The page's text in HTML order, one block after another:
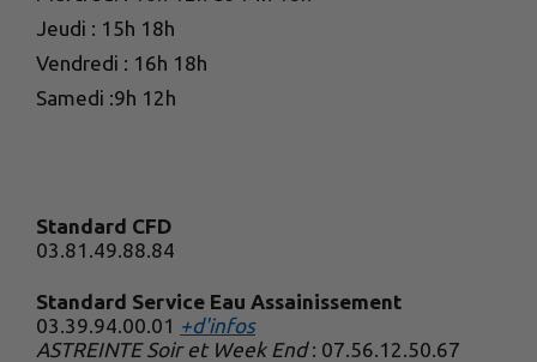
Jeudi : 15h 18h
Vendredi : 16h 18h
Samedi :9h 12h
Standard CFD
03.81.49.88.84
Standard Service Eau Assainissement
03.39.94.00.01 +d'infos
ASTREINTE Soir et Week End: 07.56.12.50.67